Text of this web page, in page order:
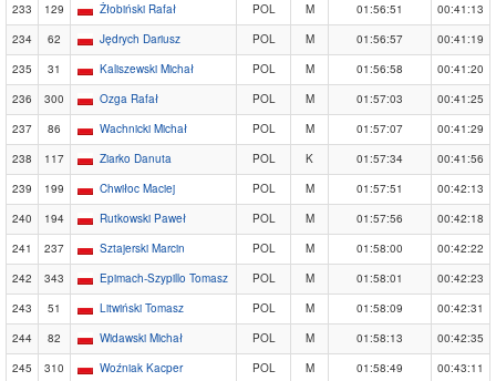
233
129 Żłobiński Rafał POL M 01:56:51
00:41:13
234
62 Jędrych Dariusz POL M 01:56:57
00:41:19
235
31 Kaliszewski Michał POL M 01:56:58
00:41:20
236
300 Ozga Rafał POL M 01:57:03
00:41:25
237
86 Wachnicki Michał POL M 01:57:07
00:41:29
238
117 Ziarko Danuta POL K 01:57:34
00:41:56
239
199 Chwiłoc Maciej POL M 01:57:51
00:42:13
240
194 Rutkowski Paweł POL M 01:57:56
00:42:18
241
237 Sztajerski Marcin POL M 01:58:00
00:42:22
242
343 Epimach-Szypillo Tomasz POL M 01:58:01
00:42:23
243
51 Litwiński Tomasz POL M 01:58:09
00:42:31
244
82 Widawski Michał POL M 01:58:13
00:42:35
245
310 Woźniak Kacper POL M 01:58:49
00:43:11